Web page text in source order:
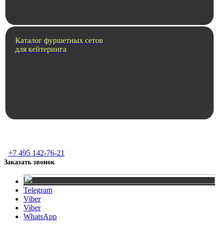
Каталог фуршетных сетов
для кейтеринга
+7 495 142-76-21
Заказать звонок
Telegram
Viber
Viber
WhatsApp